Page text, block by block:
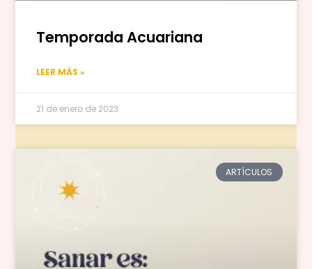
Temporada Acuariana
LEER MÁS »
21 de enero de 2023
ARTÍCULOS